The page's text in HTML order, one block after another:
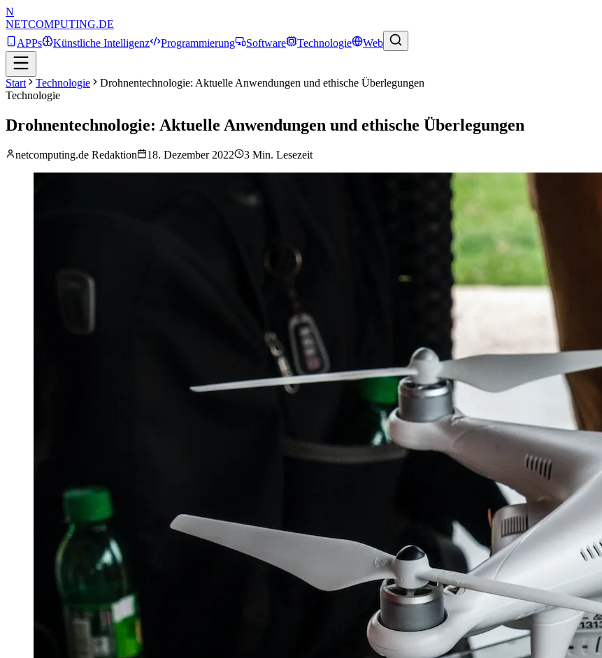
N
NETCOMPUTING.DE
APPs
Künstliche Intelligenz Programmierung Software Technologie Web
Start Technologie
Drohnentechnologie: Aktuelle Anwendungen und ethische Überlegungen
Technologie
Drohnentechnologie: Aktuelle Anwendungen und ethische Überlegungen
netcomputing.de Redaktion 18. Dezember 2022 3 Min. Lesezeit